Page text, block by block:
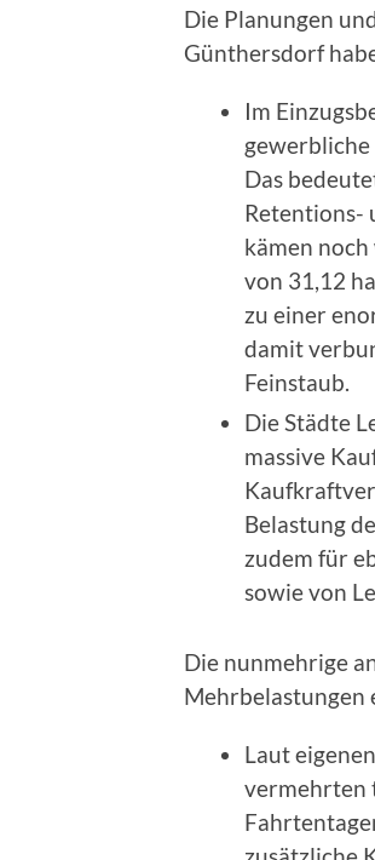
Die Planungen
Günthersdorf
Im
gewerbliche
Das
Retentions-
kämen
von 31,12
zu einer
damit
Feinstaub.
Die Städte
massive
Belastung
zudem für
sowie von
Die nunmehrige
Mehrbelastungen
Laut
vermehrten